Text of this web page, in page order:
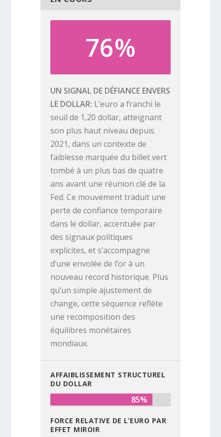
76%
UN SIGNAL DE DÉFIANCE ENVERS
LE DOLLAR L’euro a franchi le
seuil de 1,20 dollar, atteignant
son plus haut niveau depuis
2021, dans un contexte de
faiblesse marquée du billet vert
tombé à un plus bas de quatre
ans avant une réunion clé de la
Fed. Ce mouvement traduit une
perte de confiance temporaire
dans le dollar, accentuée par
des signaux politiques
explicites, et s’accompagne
d’une envolée de l’or à un
nouveau record historique. Plus
qu’un simple ajustement de
change, cette séquence reflète
une recomposition des
équilibres monétaires
mondiaux.
AFFAIBLISSEMENT STRUCTUREL
DU DOLLAR
85%
FORCE RELATIVE DE L’EURO PAR
EFFET MIROIR